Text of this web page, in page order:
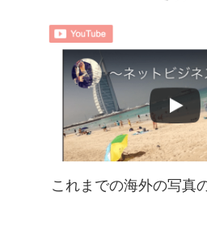
これまでの海外の写真